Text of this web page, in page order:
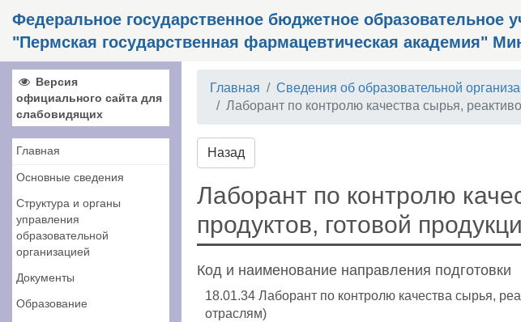
Федеральное государственное бюджетное образовательное
"Пермская государственная фармацевтическая академия"
Версия
официального сайта для
слабовидящих
Главная
Основные сведения
Структура и органы
управления
образовательной
организацией
Документы
Образование
Главная Сведения об образовательной
Лаборант по контролю качества сырья,
Назад
Лаборант по контролю
продуктов, готовой
Код и наименование направления подготовки
18.01.34 Лаборант по контролю качества сырья,
отраслям)